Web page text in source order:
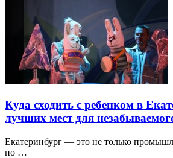
Куда сходить с ребенком в
лучших мест для
Екатеринбург — это не только
но …